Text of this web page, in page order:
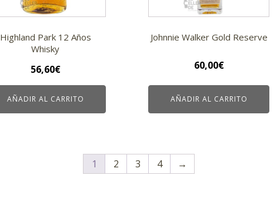
Highland Park 12 Años
Whisky
56,60€
AÑADIR AL CARRITO
Johnnie Walker Gold Reserve
60,00€
AÑADIR AL CARRITO
1 2 3 4 →